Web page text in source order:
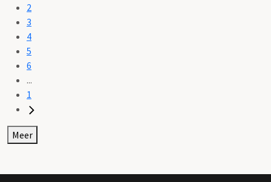
2
3
4
5
6
...
1
Meer